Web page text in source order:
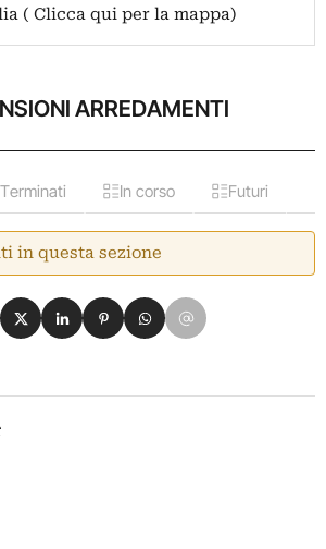
( Clicca qui per la mappa)
ARREDAMENTI
Terminati In corso Futuri
in questa sezione
su Facebook
Condividi su X
Condividi su LinkedIn
Condividi su Pinterest
Condividi su WhatsApp
Condividi su Email